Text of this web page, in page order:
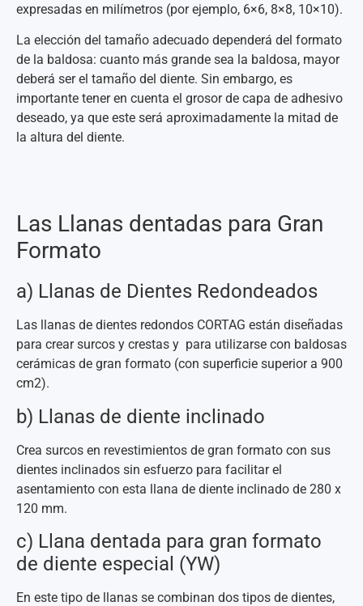
expresadas en milímetros (por ejemplo, 6×6, 8×8, 10×10).
La elección del tamaño adecuado dependerá del formato
de la baldosa: cuanto más grande sea la baldosa, mayor
deberá ser el tamaño del diente. Sin embargo, es
importante tener en cuenta el grosor de capa de adhesivo
deseado, ya que este será aproximadamente la mitad de
la altura del diente.
Las Llanas dentadas para Gran
Formato
a) Llanas de Dientes Redondeados
Las llanas de dientes redondos CORTAG están diseñadas
para crear surcos y crestas y para utilizarse con baldosas
cerámicas de gran formato (con superficie superior a 900
cm2).
b) Llanas de diente inclinado
Crea surcos en revestimientos de gran formato con sus
dientes inclinados sin esfuerzo para facilitar el
asentamiento con esta llana de diente inclinado de 280 x
120 mm.
c) Llana dentada para gran formato
de diente especial (YW)
En este tipo de llanas se combinan dos tipos de dientes,